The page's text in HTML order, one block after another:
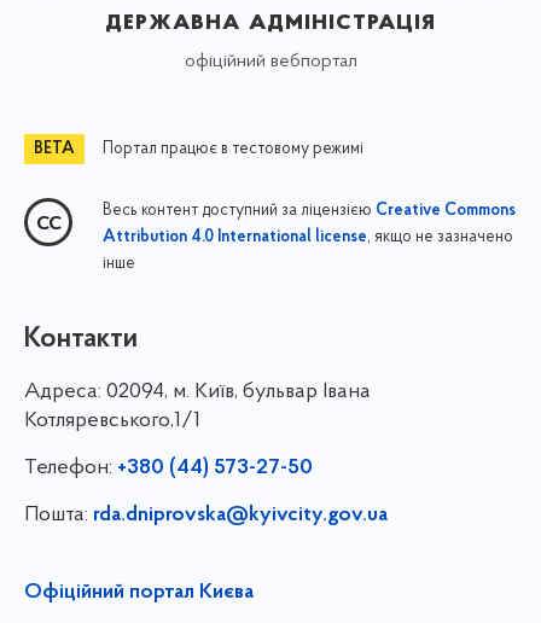
державна адміністрація
офіційний вебпортал
Портал працює в тестовому режимі
Весь контент доступний за ліцензією Creative Commons
Attribution 4.0 International license, якщо не зазначено
інше
Контакти
Адреса: 02094, м. Київ, бульвар Івана
Котляревського,1/1
Телефон: +380 (44) 573-27-50
Пошта: rda.dniprovska@kyivcity.gov.ua
Офіційний портал Києва